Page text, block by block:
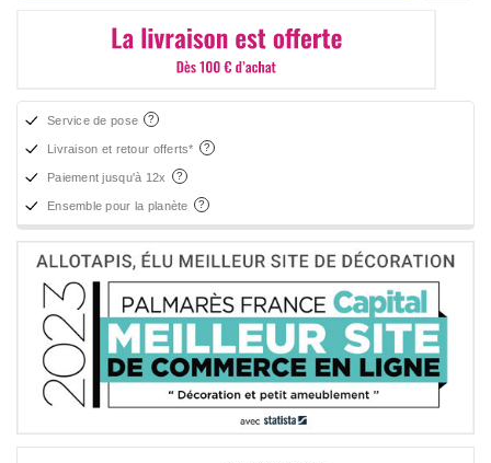
Service de pose
Livraison et retour offerts*
Paiement jusqu'à 12x
Ensemble pour la planète